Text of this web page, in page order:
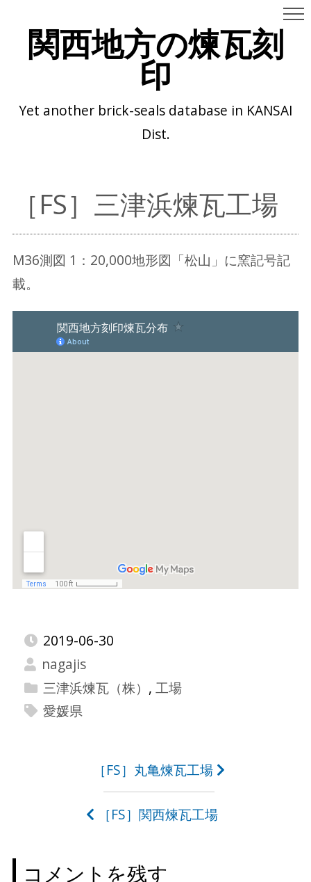
関西地方の煉瓦刻
印
Yet another brick-seals database in KANSAI
Dist.
［FS］三津浜煉瓦工場
M36測図 1：20,000地形図「松山」に窯記号記
載。
2019-06-30
nagajis
三津浜煉瓦（株） , 工場
愛媛県
ビ
［FS］丸亀煉瓦工場
［FS］関西煉瓦工場
コメントを残す